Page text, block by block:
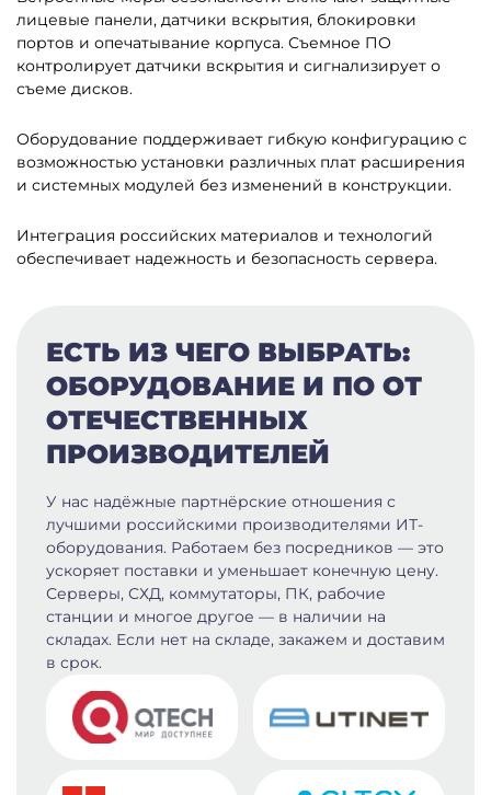
лицевые панели, датчики вскрытия, блокировки
портов и опечатывание корпуса. Съемное ПО
контролирует датчики вскрытия и сигнализирует о
съеме дисков.
Оборудование поддерживает гибкую конфигурацию с
возможностью установки различных плат расширения
и системных модулей без изменений в конструкции.
Интеграция российских материалов и технологий
обеспечивает надежность и безопасность сервера.
ЕСТЬ ИЗ ЧЕГО ВЫБРАТЬ:
ОБОРУДОВАНИЕ И ПО ОТ
ОТЕЧЕСТВЕННЫХ
ПРОИЗВОДИТЕЛЕЙ
У нас надёжные партнёрские отношения с
лучшими российскими производителями ИТ-
оборудования. Работаем без посредников — это
ускоряет поставки и уменьшает конечную цену.
Серверы, СХД, коммутаторы, ПК, рабочие
станции и многое другое — в наличии на
складах. Если нет на складе, закажем и доставим
в срок.